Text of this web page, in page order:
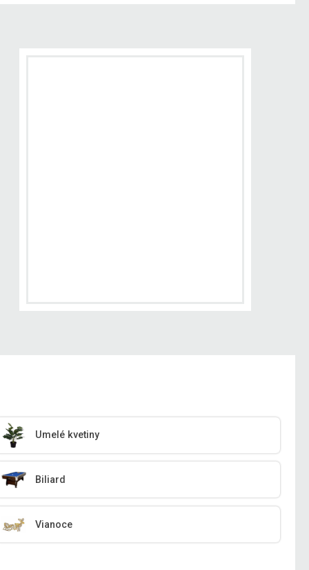
Umelé kvetiny
Biliard
Vianoce